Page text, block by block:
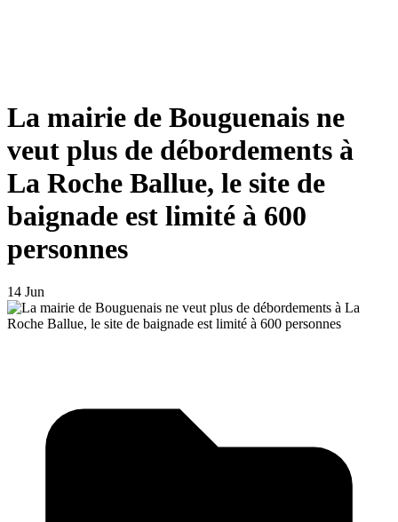
La mairie de Bouguenais ne
veut plus de débordements à
La Roche Ballue, le site de
baignade est limité à 600
personnes
14 Jun